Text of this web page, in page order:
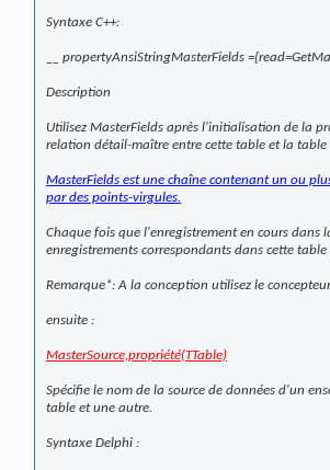
Syntaxe C++:
__ propertyAnsiStringMasterFields
Description
Utilisez MasterFields après l'initialisation de la
relation détail-maître entre cette table et la table
MasterFields est une chaîne contenant un ou
par des points-virgules.
Chaque fois que l'enregistrement en cours dans
enregistrements correspondants dans cette
Remarque*: A la conception utilisez le
ensuite :
MasterSource,propriété(TTable)
Spécifie le nom de la source de données d'un
table et une autre.
Syntaxe Delphi :